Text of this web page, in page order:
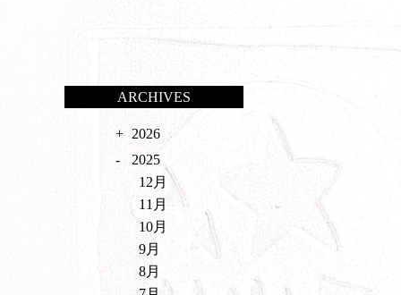
ARCHIVES
2026
2025
12月
11月
10月
9月
8月